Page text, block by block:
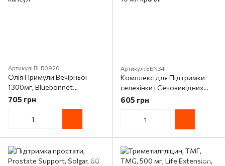
Артикул: BLB0920
Олія Примули Вечірньої
1300мг, Bluebonnet
Nutrition, 30 желатинових
705 грн
Артикул: EEN34
Комплекс для Підтримки
селезінки і Сечовивідних
шляхів, SENEXvin, Erbenobili,
605 грн